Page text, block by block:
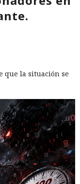
que la situación se